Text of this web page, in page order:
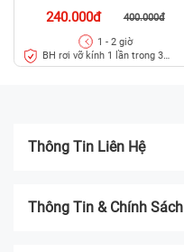
240.000đ 400.000đ
1 - 2 giờ
BH rơi vỡ kính 1 lần trong 3
tháng
Thông Tin Liên Hệ
Thông Tin & Chính Sách